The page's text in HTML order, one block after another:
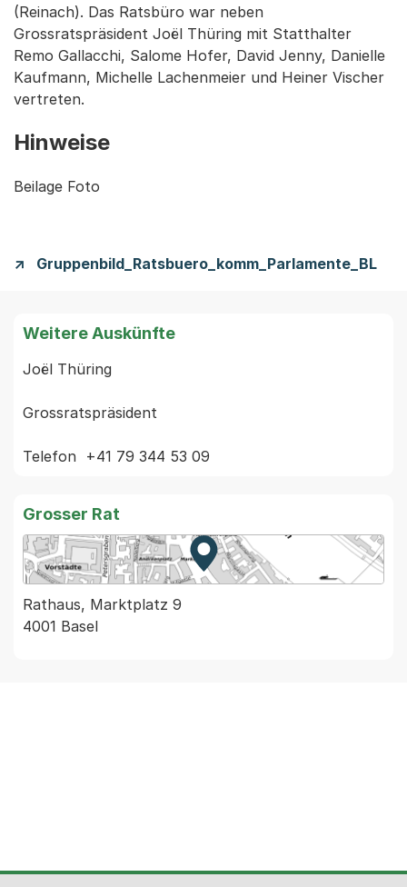
(Reinach). Das Ratsbüro war neben
Grossratspräsident Joël Thüring mit Statthalter
Remo Gallacchi, Salome Hofer, David Jenny, Danielle
Kaufmann, Michelle Lachenmeier und Heiner Vischer
vertreten.
Hinweise
Beilage Foto
Gruppenbild_Ratsbuero_komm_Parlamente_BL
Weitere Auskünfte
Joël Thüring
Grossratspräsident
Grosser Rat
Zur Karte von MapBS.
Externer Link, wird in einem
Rathaus, Marktplatz 9
4001 Basel